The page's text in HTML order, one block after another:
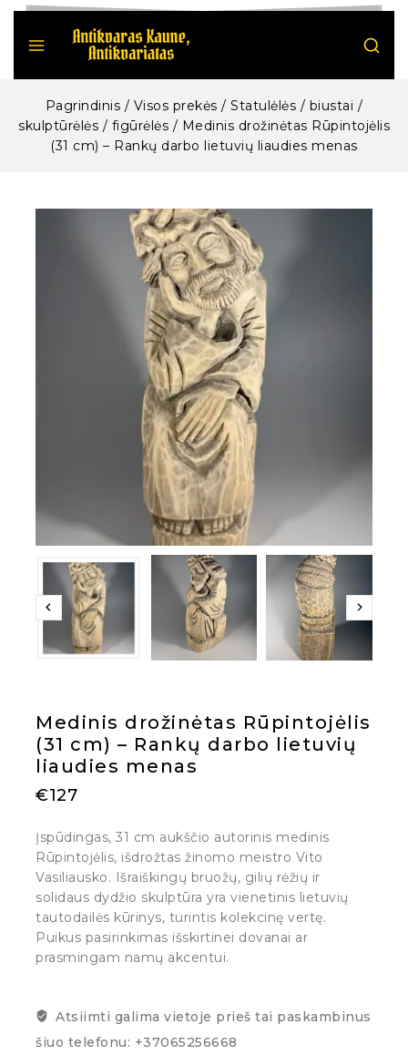
Pagrindinis / Visos prekės / Statulėlės / biustai /
skulptūrėlės / figūrėlės / Medinis drožinėtas Rūpintojėlis
(31 cm) – Rankų darbo lietuvių liaudies menas
Medinis drožinėtas Rūpintojėlis
(31 cm) – Rankų darbo lietuvių
liaudies menas
€127
Įspūdingas, 31 cm aukščio autorinis medinis
Rūpintojėlis, išdrožtas žinomo meistro Vito
Vasiliausko. Išraiškingų bruožų, gilių rėžių ir
solidaus dydžio skulptūra yra vienetinis lietuvių
tautodailės kūrinys, turintis kolekcinę vertę.
Puikus pasirinkimas išskirtinei dovanai ar
prasmingam namų akcentui.
Atsiimti galima vietoje prieš tai paskambinus
šiuo telefonu: +37065256668